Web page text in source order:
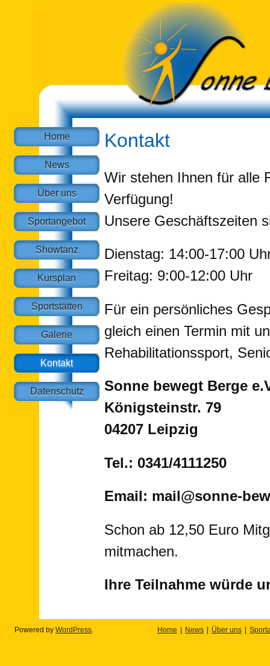
Kontakt
Wir stehen Ihnen für alle
Verfügung!
Unsere Geschäftszeiten
Dienstag: 14:00-17:00
Freitag: 9:00-12:00 Uhr
Für ein persönliches
gleich einen Termin mit
Rehabilitationssport,
Sonne bewegt Berge
Königsteinstr. 79
04207 Leipzig
Tel.: 0341/4111250
Email: mail@sonne-
Schon ab 12,50 Euro
mitmachen.
Ihre Teilnahme würde
Home
News
Über uns
Sportangebot
Showtanz
Kursplan
Sportstätten
Galerie
Kontakt
Datenschutz
Powered by WordPress. Home News Über uns